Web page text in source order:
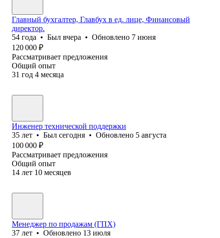
Главный бухгалтер, Главбух в ед. лице, Финансовый
директор.
54 года • Был вчера • Обновлено 7 июня
120 000 ₽
Рассматривает предложения
Общий опыт
31 год 4 месяца
Инженер технической поддержки
35 лет • Был сегодня • Обновлено 5 августа
100 000 ₽
Рассматривает предложения
Общий опыт
14 лет 10 месяцев
Менеджер по продажам (ГПХ)
37 лет • Обновлено 13 июля